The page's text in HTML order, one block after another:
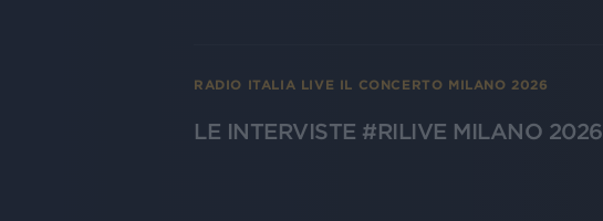
RADIO ITALIA LIVE IL CONCERTO MILANO 2026
LE INTERVISTE #RILIVE MILANO 2026